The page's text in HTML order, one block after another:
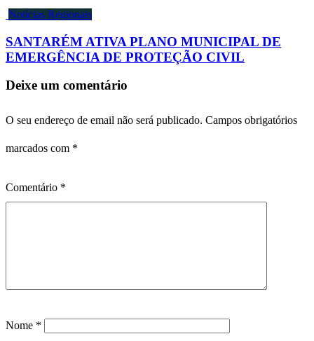
Notícias Regionais
SANTARÉM ATIVA PLANO MUNICIPAL DE
EMERGÊNCIA DE PROTEÇÃO CIVIL
Deixe um comentário
O seu endereço de email não será publicado. Campos obrigatórios
marcados com *
Comentário *
Nome *